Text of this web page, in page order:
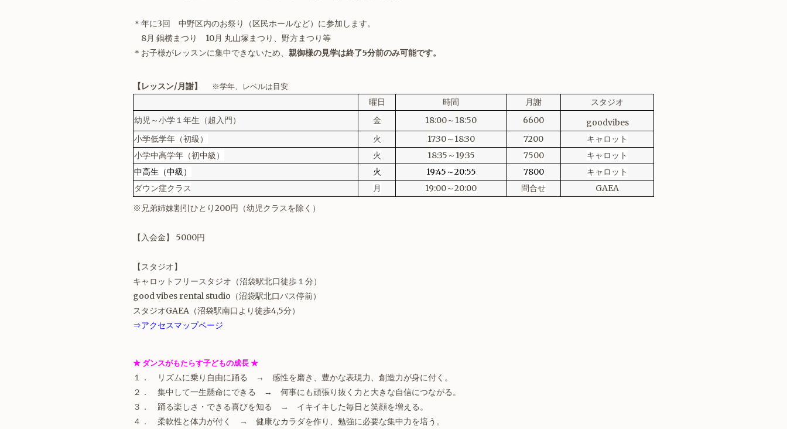
＊年に3回 中野区内のお祭り（区民ホールなど）に参加します。
8月 鍋横まつり 10月 丸山塚まつり、野方まつり等
＊お子様がレッスンに集中できないため、 親御様の見学は終了5分前のみ可能です。
【レッスン/月謝】 ※学年、レベルは目安
曜日 時間 月謝
スタジオ
幼児～小学１年生（超入門）
金 18:00～18:50 6600
goodvibes
小学低学年（初級）
火 17:30～18:30 7200
キャロット
小学中高学年（初中級）
火 18:35～19:35 7500
キャロット
中高生（中級）
火 19:45～20:55 7800
キャロット
ダウン症クラス
月 19:00～20:00 問合せ
GAEA
※兄弟姉妹割引ひとり200円（幼児クラスを除く）
【入会金】 5000円
【スタジオ】
キャロットフリースタジオ（沼袋駅北口徒歩１分）
good vibes rental studio（沼袋駅北口バス停前）
スタジオGAEA（沼袋駅南口より徒歩4,5分）
⇒アクセスマップページ
★ ダンスがもたらす子どもの成長 ★
１． リズムに乗り自由に踊る → 感性を磨き、豊かな表現力、創造力が身に付く。
２． 集中して一生懸命にできる → 何事にも頑張り抜く力と大きな自信につながる。
３． 踊る楽しさ・できる喜びを知る → イキイキした毎日と笑顔を増える。
４． 柔軟性と体力が付く → 健康なカラダを作り、勉強に必要な集中力を培う。